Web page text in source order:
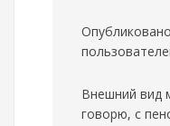
Внешний вид
говорю, с